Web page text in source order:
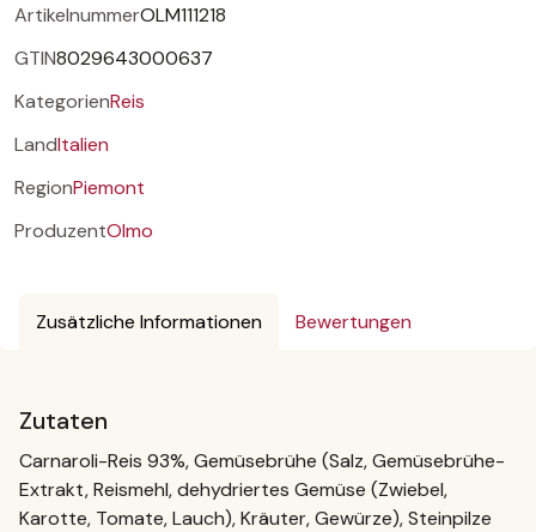
ArtikelnummerOLM111218
GTIN8029643000637
KategorienReis
LandItalien
RegionPiemont
ProduzentOlmo
Zusätzliche Informationen Bewertungen
Zutaten
Carnaroli-Reis 93%, Gemüsebrühe (Salz, Gemüsebrühe-
Extrakt, Reismehl, dehydriertes Gemüse (Zwiebel,
Karotte, Tomate, Lauch), Kräuter, Gewürze), Steinpilze